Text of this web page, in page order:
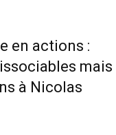
en actions :
mais
à Nicolas